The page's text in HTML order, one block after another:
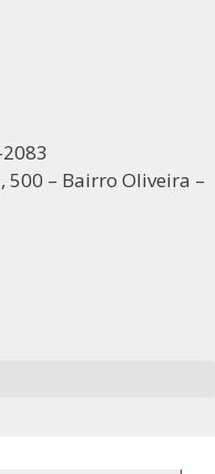
500 – Bairro Oliveira –